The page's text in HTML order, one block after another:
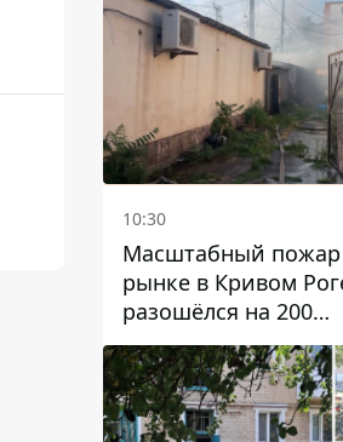
10:30
Масштабный пожар
рынке в Кривом
разошёлся на 200
квадратных метров